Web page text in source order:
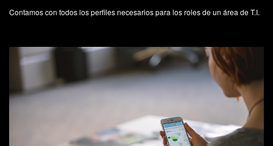
Contamos con todos los perfiles necesarios para los roles de un área de T.I.